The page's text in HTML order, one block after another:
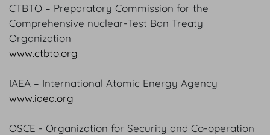
CTBTO – Preparatory Commission for the
Comprehensive nuclear-Test Ban Treaty
Organization
www.ctbto.org
IAEA – International Atomic Energy Agency
www.iaea.org
OSCE - Organization for Security and Co-operation